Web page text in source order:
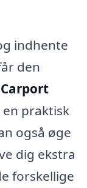
indhente
den
Carport
praktisk
også øge
dig ekstra
forskellige